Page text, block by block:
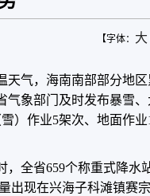
【字体： 大
天气，海南南部部分地
象部门及时发布暴雪、
）作业5架次、地面作业
，全省659个称重式降水
出现在兴海子科滩镇赛